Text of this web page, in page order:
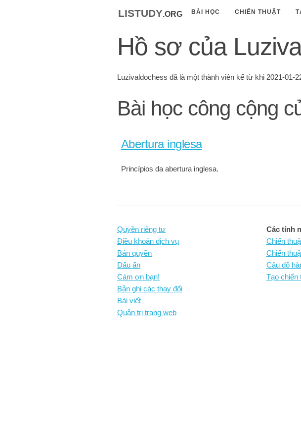
listudy.org BÀI HỌC CHIẾN THUẬT
Hồ sơ của
Luzivaldochess đã là một thành viên kể từ khi 2021-01-
Bài học công cộng
Abertura inglesa
Princípios da abertura inglesa.
Quyền riêng tư
Điều khoản dịch vụ
Bản quyền
Dấu ấn
Cám ơn bạn!
Bản ghi các thay đổi
Bài viết
Quản trị trang web
Các tính
Chiến
Chiến
Câu đố
Tạo chiến